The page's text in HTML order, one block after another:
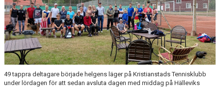
TRÄNING
49 tappra deltagare började helgens läger på Kristianstads Tennisklubb
under lördagen för att sedan avsluta dagen med middag på Hälleviks